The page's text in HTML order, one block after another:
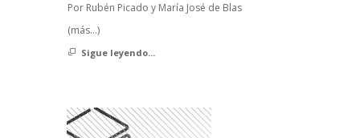
Por Rubén Picado y María José de Blas
(más…)
Sigue leyendo...